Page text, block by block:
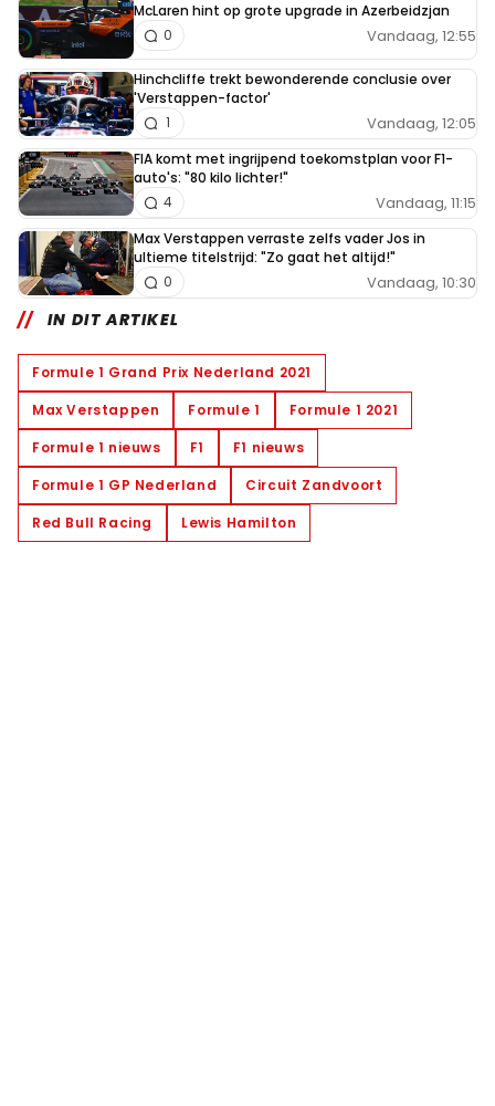
McLaren hint op grote upgrade in Azerbeidzjan
Vandaag, 12:55
0
Hinchcliffe trekt bewonderende conclusie over
'Verstappen-factor'
Vandaag, 12:05
1
FIA komt met ingrijpend toekomstplan voor F1-
auto's: "80 kilo lichter!"
Vandaag, 11:15
4
Max Verstappen verraste zelfs vader Jos in
ultieme titelstrijd: "Zo gaat het altijd!"
Vandaag, 10:30
0
IN DIT ARTIKEL
Formule 1 Grand Prix Nederland 2021
Max Verstappen
Formule 1
Formule 1 2021
Formule 1 nieuws
F1
F1 nieuws
Formule 1 GP Nederland
Circuit Zandvoort
Red Bull Racing
Lewis Hamilton